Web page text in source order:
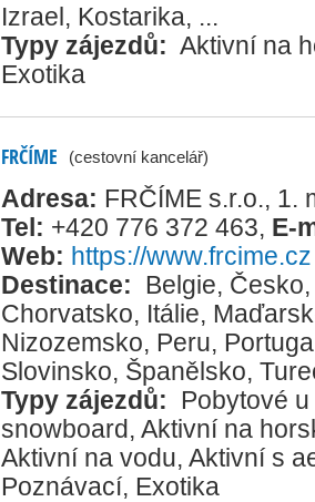
Izrael, Kostarika, ...
Typy zájezdů: Aktivní na
Exotika
FRČÍME (cestovní kancelář)
Adresa: FRČÍME s.r.o., 1.
Tel: +420 776 372 463, E-
Web: https://www.frcime.cz
Destinace:
Belgie, Česko
Chorvatsko, Itálie,
Nizozemsko, Peru,
Slovinsko, Španělsko,
Typy zájezdů:
Pobytové
snowboard, Aktivní na
Aktivní na vodu, Aktivní s
Poznávací, Exotika